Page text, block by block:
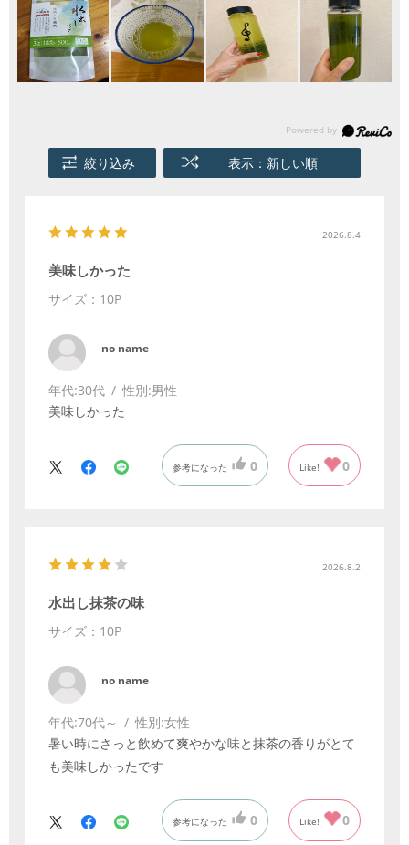
絞り込み 表示：新しい順
2026.8.4
美味しかった
サイズ：10P
no name
年代:30代 性別:男性
美味しかった
参考になった 0 Like! 0
2026.8.2
水出し抹茶の味
サイズ：10P
no name
年代:70代～ 性別:女性
暑い時にさっと飲めて爽やかな味と抹茶の香りがとて
も美味しかったです
参考になった 0 Like! 0